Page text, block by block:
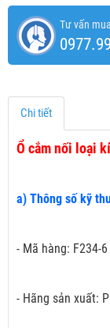
Tư vấn
Chi tiết
Ổ cắm nối loại
a) Thông số kỹ
- Mã hàng: F234-6
- Hãng sản xuất: